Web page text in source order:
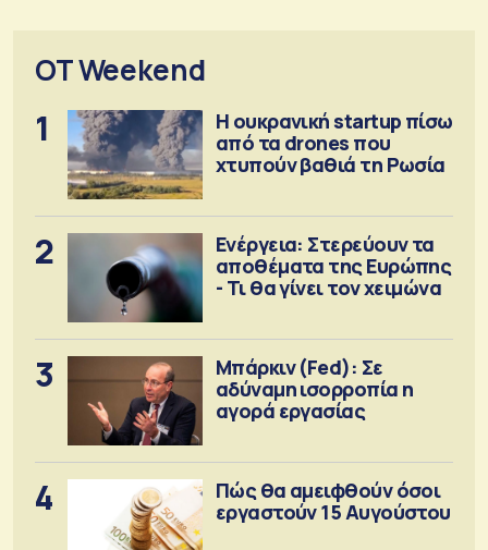
OT Weekend
1
Η ουκρανική startup πίσω
από τα drones που
χτυπούν βαθιά τη Ρωσία
2
Ενέργεια: Στερεύουν τα
αποθέματα της Ευρώπης
- Τι θα γίνει τον χειμώνα
3
Μπάρκιν (Fed): Σε
αδύναμη ισορροπία η
αγορά εργασίας
4
Πώς θα αμειφθούν όσοι
εργαστούν 15 Αυγούστου